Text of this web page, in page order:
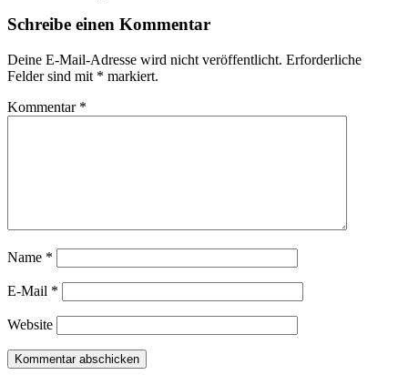
Schreibe einen Kommentar
Deine E-Mail-Adresse wird nicht veröffentlicht. Erforderliche
Felder sind mit * markiert.
Kommentar *
Name *
E-Mail *
Website